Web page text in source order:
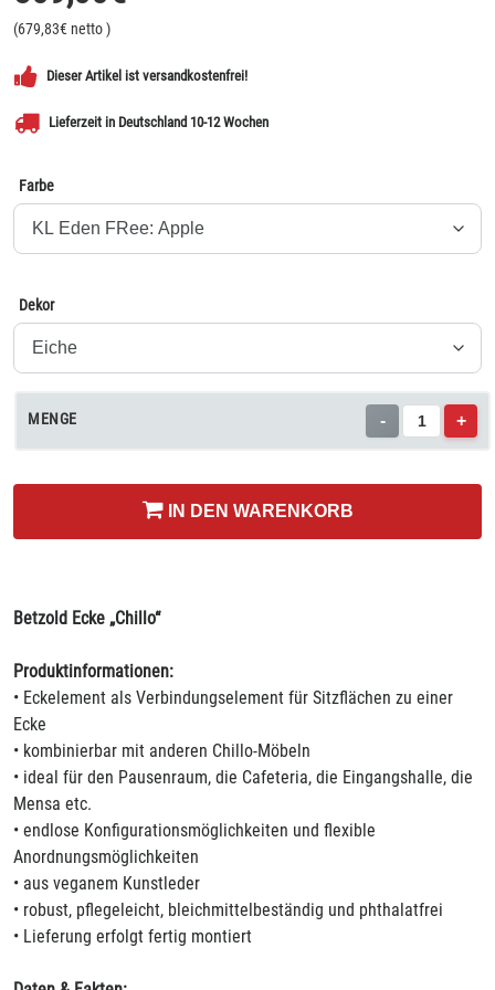
(679,83€ netto)
Dieser Artikel ist versandkostenfrei!
Lieferzeit in Deutschland 10-12 Wochen
Farbe
Dekor
MENGE - +
IN DEN WARENKORB
Betzold Ecke „Chillo“
Produktinformationen:
• Eckelement als Verbindungselement für Sitzflächen zu einer
Ecke
• kombinierbar mit anderen Chillo-Möbeln
• ideal für den Pausenraum, die Cafeteria, die Eingangshalle, die
Mensa etc.
• endlose Konfigurationsmöglichkeiten und flexible
Anordnungsmöglichkeiten
• aus veganem Kunstleder
• robust, pflegeleicht, bleichmittelbeständig und phthalatfrei
• Lieferung erfolgt fertig montiert